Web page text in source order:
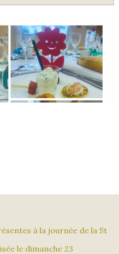
à la journée de la St
le dimanche 23